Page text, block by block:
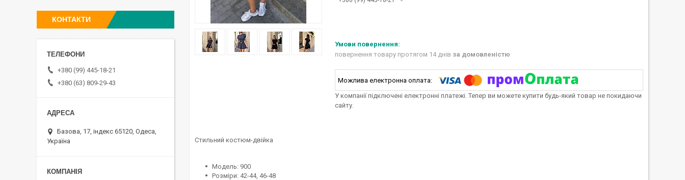
повернення товару протягом 14 днів за домовленістю
У компанії підключені електронні платежі. Тепер ви можете купити будь-який товар не покидаючи
сайту.
Стильний костюм-двійка
Модель: 900
Розміри: 42-44, 46-48
КОНТАКТИ
+380 (99) 445-18-21
+380 (63) 809-29-43
Базова, 17, індекс 65120, Одеса,
Україна